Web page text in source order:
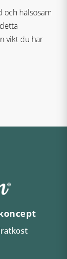
och hälsosam
vikt du har